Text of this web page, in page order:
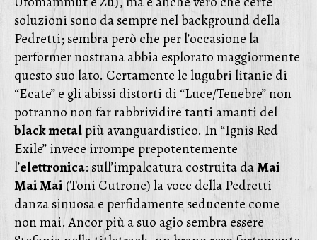
soluzioni sono da sempre nel background della
Pedretti; sembra però che per l’occasione la
performer nostrana abbia esplorato maggiormente
questo suo lato. Certamente le lugubri litanie di
“Ecate” e gli abissi distorti di “Luce/Tenebre” non
potranno non far rabbrividire tanti amanti del
black metalpiù avanguardistico. In “Ignis Red
Exile” invece irrompe prepotentemente
l’elettronica: sull’impalcatura costruita daMai
Mai Mai (Toni Cutrone) la voce della Pedretti
danza sinuosa e perfidamente seducente come
non mai. Ancor più a suo agio sembra essere